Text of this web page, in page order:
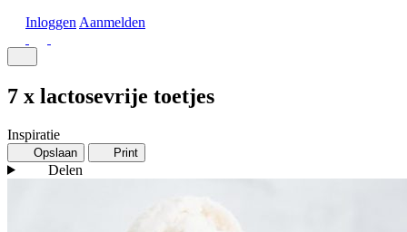
Inloggen Aanmelden
7 x lactosevrije toetjes
Inspiratie
Opslaan Print
Delen